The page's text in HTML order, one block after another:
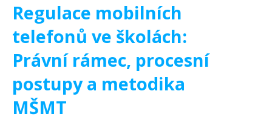
Regulace mobilních
telefonů ve školách:
Právní rámec, procesní
postupy a metodika
MŠMT